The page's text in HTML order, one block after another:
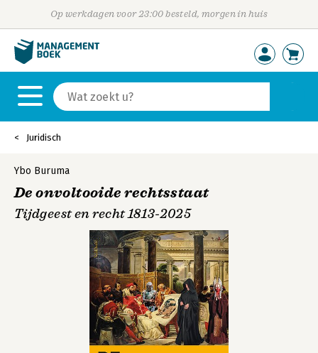
Op werkdagen voor 23:00 besteld, morgen in huis
Juridisch
Ybo Buruma
De onvoltooide rechtsstaat
Tijdgeest en recht 1813-2025